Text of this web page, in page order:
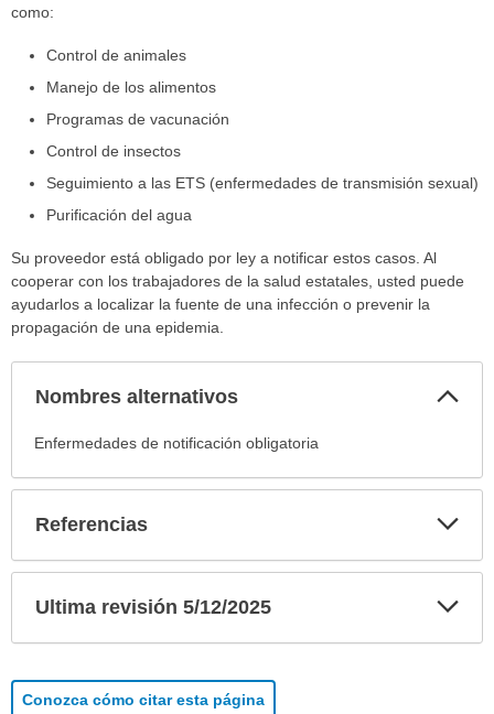
como:
Control de animales
Manejo de los alimentos
Programas de vacunación
Control de insectos
Seguimiento a las ETS (enfermedades de transmisión sexual)
Purificación del agua
Su proveedor está obligado por ley a notificar estos casos. Al
cooperar con los trabajadores de la salud estatales, usted puede
ayudarlos a localizar la fuente de una infección o prevenir la
propagación de una epidemia.
Nombres alternativos
Nombres
ha
extendido.
Enfermedades de notificación obligatoria
Referencias
Ultima revisión 5/12/2025
Conozca cómo citar esta página